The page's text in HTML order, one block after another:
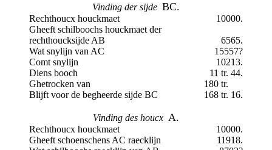
Vinding der sijde BC.
Rechthoucx houckmaet
10000.
Gheeft schilboochs houckmaet der
rechthoucksijde AB
6565.
Wat snylijn van AC
15557?
Comt snylijn
10213.
Diens booch
11 tr. 44.
Ghetrocken van
180 tr.
Blijft voor de begheerde sijde BC
168 tr. 16.
Vinding des houcx A.
Rechthoucx houckmaet
10000.
Gheeft schoenschens AC raecklijn
11918.